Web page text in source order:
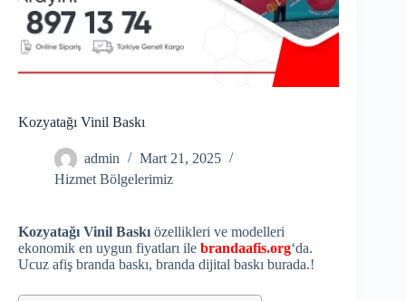
Kozyatağı Vinil Baskı
admin
Mart 21, 2025
Hizmet Bölgelerimiz
Kozyatağı Vinil Baskı özellikleri ve modelleri
ekonomik en uygun fiyatları ile brandaafis.org‘da.
Ucuz afiş branda baskı, branda dijital baskı burada.!